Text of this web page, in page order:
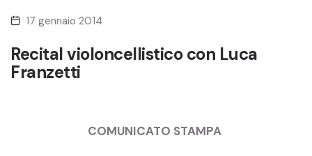
17 gennaio 2014
Recital violoncellistico con Luca
Franzetti
COMUNICATO STAMPA